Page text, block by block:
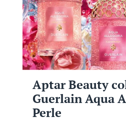
Aptar Beauty
Guerlain Aqua
Perle